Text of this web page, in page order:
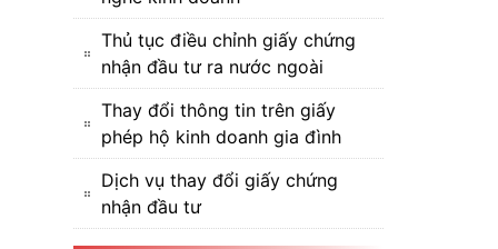
Thủ tục điều chỉnh giấy chứng
nhận đầu tư ra nước ngoài
Thay đổi thông tin trên giấy
phép hộ kinh doanh gia đình
Dịch vụ thay đổi giấy chứng
nhận đầu tư